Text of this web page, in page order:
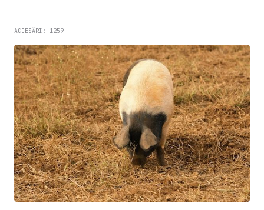
ACCESĂRI: 1259